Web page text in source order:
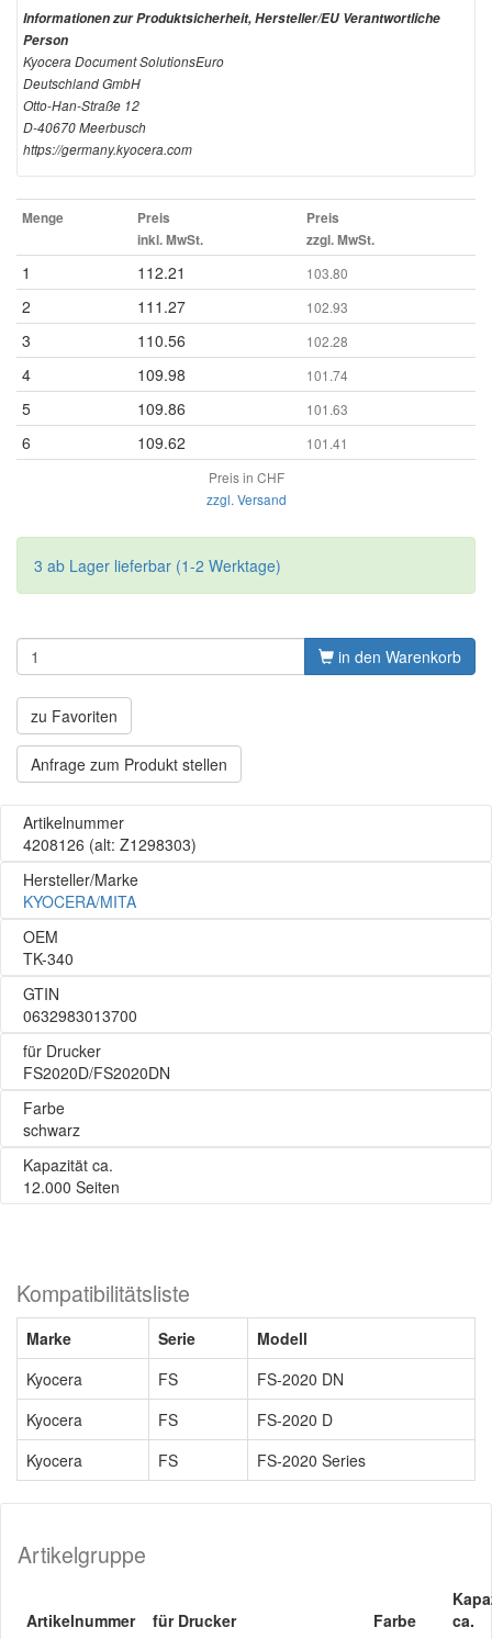
Informationen zur Produktsicherheit, Hersteller/EU Verantwortliche
Person
Kyocera Document SolutionsEuro
Deutschland GmbH
Otto-Han-Straße 12
D-40670 Meerbusch
https://germany.kyocera.com
Menge
Preis
inkl. MwSt.
Preis
zzgl. MwSt.
1 112.21 103.80
2 111.27 102.93
3 110.56 102.28
4 109.98 101.74
5 109.86 101.63
6 109.62
101.41
Preis in CHF
zzgl. Versand
3 ab Lager lieferbar (1-2 Werktage)
in den Warenkorb
zu Favoriten
Anfrage zum Produkt stellen
Artikelnummer
4208126 (alt: Z1298303)
Hersteller/Marke
KYOCERA/MITA
OEM
TK-340
GTIN
0632983013700
für Drucker
FS2020D/FS2020DN
Farbe
schwarz
Kapazität ca.
12.000 Seiten
Kompatibilitätsliste
Marke Serie
Modell
Kyocera
FS
FS-2020 DN
Kyocera
FS
FS-2020 D
Kyocera
FS FS-2020 Series
Artikelgruppe
Artikelnummer für Drucker Farbe
ca.